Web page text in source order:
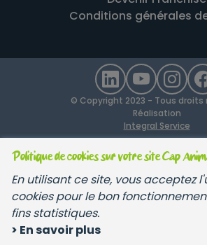
Politique de cookies sur votre site Cap
En utilisant ce site, vous acceptez
cookies pour le bon
fins statistiques.
> En savoir plus
Conditions générales
© Copyright 2023 - Tous droits
Réalisation
Integral Service